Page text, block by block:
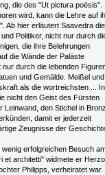
die des "Ut pictura poësis".
wird, kann die Lehre auf
Ab hier erläutert Saavedra die
Politiker, nicht nur durch
die ihre Belehrungen
die Wände der Paläste
durch die lebenden
und Gemälde. Meißel und
als die wortreichsten ... In
nicht den Geist des Fürsten
Leinwand, den Stichel in
damit er jederzeit
Zeugnisse der
erfolgreichen Besuch
et architetti" widmete er
Philipps, verheiratet war.